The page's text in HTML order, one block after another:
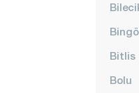
Bitlis
Bolu